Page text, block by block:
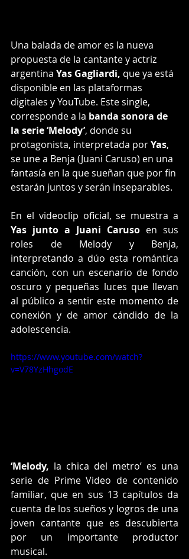
Una balada de amor es la nueva
propuesta de la cantante y actriz
argentina Yas Gagliardi, que ya está
disponible en las plataformas
digitales y YouTube. Este single,
corresponde a la banda sonora de
la serie ‘Melody’, donde su
protagonista, interpretada por Yas,
se une a Benja (Juani Caruso) en una
fantasía en la que sueñan que por fin
estarán juntos y serán inseparables.
Yas junto a Juani Caruso en sus
roles de Melody y Benja,
interpretando a dúo esta romántica
canción, con un escenario de fondo
oscuro y pequeñas luces que llevan
al público a sentir este momento de
conexión y de amor cándido de la
adolescencia.
https://www.youtube.com/watch?
v=V78YzHhgodE
‘Melody, la chica del metro’ es una
serie de Prime Video de contenido
familiar, que en sus 13 capítulos da
cuenta de los sueños y logros de una
joven cantante que es descubierta
por un importante productor
musical.